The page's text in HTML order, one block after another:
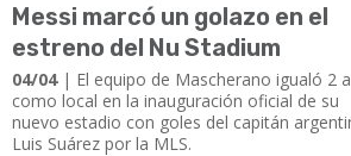
Messi marcó un golazo en el
estreno del Nu Stadium
04/04| El equipo de Mascherano igualó 2
como local en la inauguración oficial de su
nuevo estadio con goles del capitán
Luis Suárez por la MLS.